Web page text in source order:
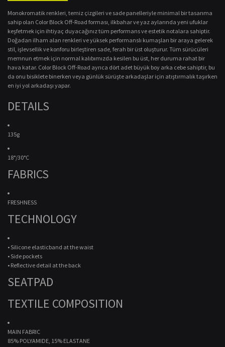
Monokromatik renkleri, temiz çizgileri ve sade panelleriyle minimal bir tasarıma
sahip olan Color Block Off-Road forması, ilkbahar ve yaz aylarında yeni ufuklar
keşfetmek için ihtiyaç duyacağınız tüm performans ve estetik notalara sahiptir.
Doğadan ilham alan renkleri ve yüksek performanslı kumaşları bir araya gelerek
stil, işlevsellik ve konforu birleştiren sade, ferah bir üst oluşturur. Tüm sürücüleri
memnun etmek için normal kalıbımızda kesilen bu üst, her duruma rahat bir
hava katar. Color Block Off-Road ayrıca dört adet büyük boy arka cebe sahiptir, bu
da onu bisiklete binerken veya günlük sürüşte arkadaşlar için atıştırmalık taşırken
en iyi yol arkadaşı yapar.
DETAILS
135g
18°/30°C
FABRICS
FRESHNESS
TECHNOLOGY
• Silicone elasticband at the waist
• Side pockets
• Reflective detail at the back
SEATPAD
TEXTILE COMPOSITION
MAIN FABRIC
85% POLYAMIDE, 15% ELASTANE